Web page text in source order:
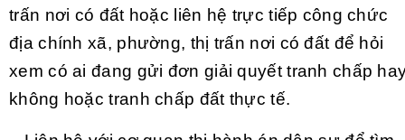
trấn nơi có đất hoặc liên hệ trực tiếp công chức
địa chính xã, phường, thị trấn nơi có đất để hỏi
xem có ai đang gửi đơn giải quyết tranh chấp
không hoặc tranh chấp đất thực tế.